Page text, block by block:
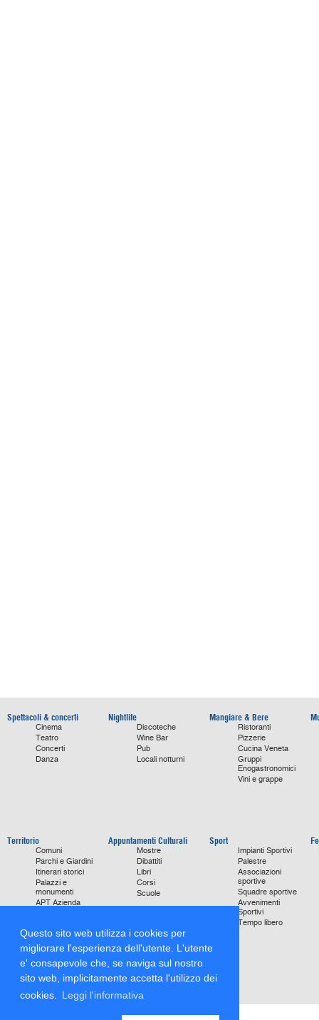
Questo sito web utilizza i cookies per
migliorare l'esperienza dell'utente. L'utente
e' consapevole che, se naviga sul nostro
sito web, implicitamente accetta l'utilizzo dei
cookies.
Leggi l'informativa
Spettacoli & concerti
Cinema
Teatro
Concerti
Danza
Nightlife
Discoteche
Wine Bar
Pub
Locali notturni
Mangiare & Bere
Ristoranti
Pizzerie
Cucina Veneta
Gruppi
Enogastronomici
Vini e grappe
Territorio
Comuni
Parchi e Giardini
Itinerari storici
Palazzi e
monumenti
APT Azienda
Ville
Chiese
monumentali
Storie di Successo
Focus on
Appuntamenti Culturali
Mostre
Dibattiti
Libri
Corsi
Scuole
Sport
Impianti Sportivi
Palestre
Associazioni
sportive
Squadre sportive
Avvenimenti
Sportivi
Tempo libero